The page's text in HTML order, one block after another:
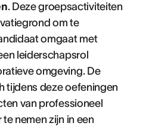
. Deze groepsactiviteiten
om te
omgaat met
leiderschapsrol
omgeving. De
tijdens deze oefeningen
van professioneel
nemen zijn in een